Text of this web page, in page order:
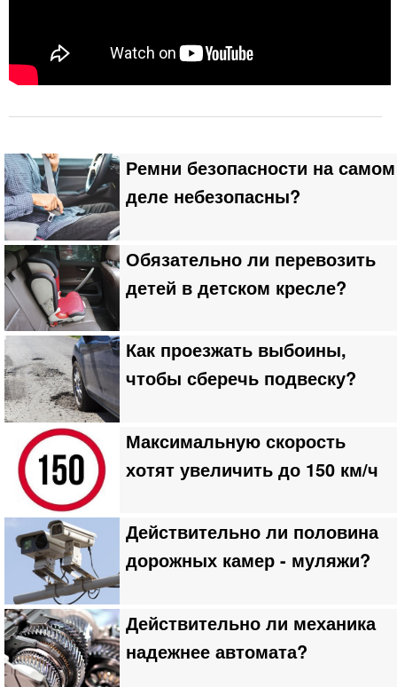
Ремни безопасности на самом
деле небезопасны?
Обязательно ли перевозить
детей в детском кресле?
Как проезжать выбоины,
чтобы сберечь подвеску?
Максимальную скорость
хотят увеличить до 150 км/ч
Действительно ли половина
дорожных камер - муляжи?
Действительно ли механика
надежнее автомата?